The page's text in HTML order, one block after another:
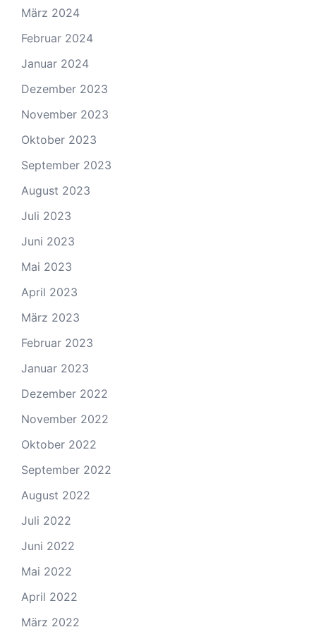
März 2024
Februar 2024
Januar 2024
Dezember 2023
November 2023
Oktober 2023
September 2023
August 2023
Juli 2023
Juni 2023
Mai 2023
April 2023
März 2023
Februar 2023
Januar 2023
Dezember 2022
November 2022
Oktober 2022
September 2022
August 2022
Juli 2022
Juni 2022
Mai 2022
April 2022
März 2022